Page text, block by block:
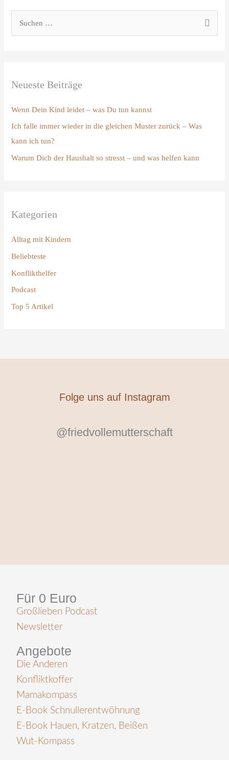
e
n
a
c
h
Neueste Beiträge
Wenn Dein Kind leidet – was Du tun kannst
Ich falle immer wieder in die gleichen Muster zurück – Was
kann ich tun?
Warum Dich der Haushalt so stresst – und was helfen kann
Kategorien
Alltag mit Kindern
Beliebteste
Konflikthelfer
Podcast
Top 5 Artikel
Folge uns auf Instagram
@friedvollemutterschaft
Für 0 Euro
Großlieben Podcast
Newsletter
Angebote
Die Anderen
Konfliktkoffer
Mamakompass
E-Book Schnullerentwöhnung
E-Book Hauen, Kratzen, Beißen
Wut-Kompass